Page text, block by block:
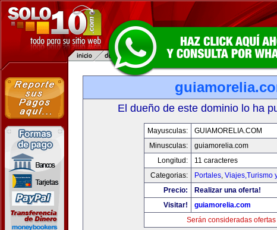
El dueño de este dominio lo ha
Mayusculas:
GUIAMORELIA.COM
Minusculas:
guiamorelia.com
Longitud:
11 caracteres
Categorias:
Portales, Viajes,Turismo
Precio:
Realizar una oferta!
Visitar!
guiamorelia.com
Serán consideradas ofertas